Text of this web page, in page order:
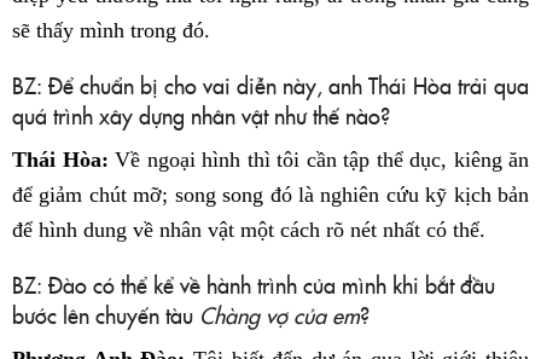
sẽ thấy mình trong đó.
BZ: Để chuẩn bị cho vai diễn này, anh Thái Hòa trải qua
quá trình xây dựng nhân vật như thế nào?
Thái Hòa: Về ngoại hình thì tôi cần tập thể dục, kiêng ăn
để giảm chút mỡ; song song đó là nghiên cứu kỹ kịch bản
để hình dung về nhân vật một cách rõ nét nhất có thể.
BZ: Đào có thể kể về hành trình của mình khi bắt đầu
bước lên chuyến tàu Chàng vợ của em?